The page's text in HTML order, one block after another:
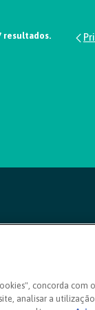
resultados.
concorda com
analisar a